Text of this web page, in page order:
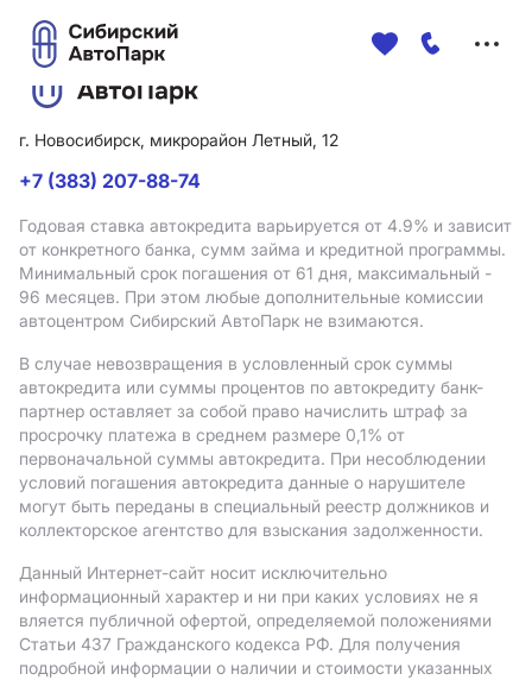
г. Новосибирск, микрорайон Летный, 12
+7 (383) 207-88-74
Годовая ставка автокредита варьируется от 4.9% и зависит
от конкретного банка, сумм займа и кредитной программы.
Минимальный срок погашения от 61 дня, максимальный -
96 месяцев. При этом любые дополнительные комиссии
автоцентром Сибирский АвтоПарк не взимаются.
В случае невозвращения в условленный срок суммы
автокредита или суммы процентов по автокредиту банк-
партнер оставляет за собой право начислить штраф за
просрочку платежа в среднем размере 0,1% от
первоначальной суммы автокредита. При несоблюдении
условий погашения автокредита данные о нарушителе
могут быть переданы в специальный реестр должников и
коллекторское агентство для взыскания задолженности.
Данный Интернет-сайт носит исключительно
информационный характер и ни при каких условиях не я
вляется публичной офертой, определяемой положениями
Статьи 437 Гражданского кодекса РФ. Для получения
подробной информации о наличии и стоимости указанных